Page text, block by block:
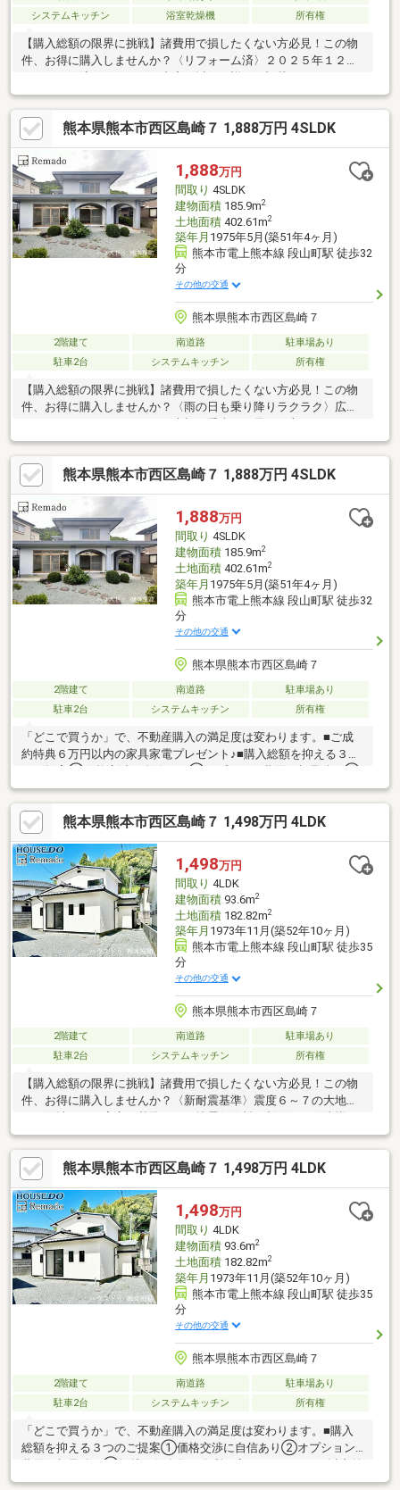
システムキッチン
浴室乾燥機 所有権
【購入総額の限界に挑戦】諸費用で損したくない方必見！この物
件、お得に購入しませんか？〈リフォーム済〉２０２５年１２月
リフォーム済。リフォーム内容は以下に詳しく記載しておりま
す。〈周辺環境良好〉便利な街で心地よく。毎日のお買い物や通
学がスムーズで安心。〈暖かな陽が差し込むリビング〉大きな窓
はリビングの主役。部屋も広く感じさせてくれます。〈スーパー
まで徒歩７分〉もう買い忘れも怖くない！【内覧ツアー】 熊本県
全域の気になる物件を全て弊社でまとめてご内覧いただけます水
曜日や１８時以降、お仕事終わりの内覧も柔軟に対応！物件選び
からお引渡しまで『ハウスドゥ熊本桜町』が全力でサポートしま
す
熊本県熊本市西区島崎７ 1,888万円 4SLDK
1,888万円
間取り 4SLDK
建物面積185.9m2
土地面積402.61m2
築年月 1975年5月(築51年4ヶ月)
熊本市電上熊本線 段山町駅 徒歩32
分
その他の交通
熊本県熊本市西区島崎７
2階建て 南道路
駐車場あり
駐車2台
システムキッチン 所有権
【購入総額の限界に挑戦】諸費用で損したくない方必見！この物
件、お得に購入しませんか？〈雨の日も乗り降りラクラク〉広々
〈緑に包まれるゆとりの空間〉植栽を楽しめる広々とした庭が、
暮らしに癒やしと開放感をもたらします。〈リフォーム済〉２０
２６年４月リフォーム済。リフォーム内容は以下に詳しく記載し
ております。【内覧ツアー】 熊本県全域の気になる物件を全て弊
社でまとめてご内覧いただけます水曜日や１８時以降、お仕事終
わりの内覧も柔軟に対応！物件選びからお引渡しまで『ハウスド
ゥ熊本桜町』が全力でサポート
熊本県熊本市西区島崎７ 1,888万円 4SLDK
1,888万円
間取り 4SLDK
建物面積185.9m2
土地面積402.61m2
築年月 1975年5月(築51年4ヶ月)
熊本市電上熊本線 段山町駅 徒歩32
分
その他の交通
熊本県熊本市西区島崎７
2階建て 南道路
駐車場あり
駐車2台
システムキッチン 所有権
「どこで買うか」で、不動産購入の満足度は変わります。■ご成
約特典６万円以内の家具家電プレゼント♪■購入総額を抑える３つ
のご提案①価格交渉に自信あり②オプション費用も相見積り③
提携銀行多数で金利を安く＼３００万円以上差がでることも！／
他社様のお見積り後でもご相談歓迎！最安値をお約束します◎■
熊本県全域の内覧ツアー・他社掲載物件もまとめてご案内・全種
別を窓口ひとつで比較・内覧■九州No.1の実績・ハウスドゥ全国
大会2025九州エリア売買件数・売上高１位・Google口コミランキ
ング「熊本県 不動産売買」１位
熊本県熊本市西区島崎７ 1,498万円 4LDK
1,498万円
間取り 4LDK
建物面積93.6m2
土地面積182.82m2
築年月 1973年11月(築52年10ヶ月)
熊本市電上熊本線 段山町駅 徒歩35
分
その他の交通
熊本県熊本市西区島崎７
2階建て 南道路
駐車場あり
駐車2台
システムキッチン 所有権
【購入総額の限界に挑戦】諸費用で損したくない方必見！この物
件、お得に購入しませんか？〈新耐震基準〉震度６～７の大地震
事５年保証〉シロアリへの備え付き。「見えない場所の安心」
も、セットでお届け。〈リフォーム済〉２０２６年２月リフォー
ム済。リフォーム内容は以下に詳しく記載しております。【内覧
ツアー】 熊本県全域の気になる物件を全て弊社でまとめてご内覧
いただけます水曜日や１８時以降、お仕事終わりの内覧も柔軟に
対応！物件選びからお引渡しまで『ハウスドゥ熊本桜町』が全力
でサポートします
熊本県熊本市西区島崎７ 1,498万円 4LDK
1,498万円
間取り 4LDK
建物面積93.6m2
土地面積182.82m2
築年月 1973年11月(築52年10ヶ月)
熊本市電上熊本線 段山町駅 徒歩35
分
その他の交通
熊本県熊本市西区島崎７
2階建て 南道路
駐車場あり
駐車2台
システムキッチン 所有権
「どこで買うか」で、不動産購入の満足度は変わります。■購入
総額を抑える３つのご提案①価格交渉に自信あり②オプション
費用も相見積り③提携銀行多数で金利を安く＼３００万円以上差
がでることも！／他社様のお見積り後でもご相談歓迎！最安値を